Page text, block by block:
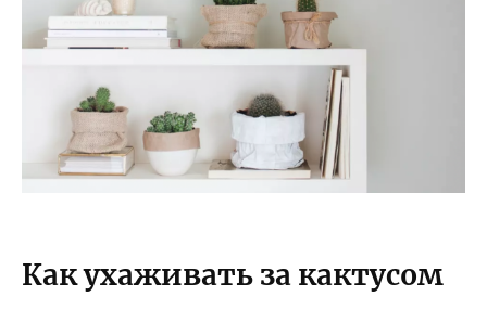
Как ухаживать за кактусом